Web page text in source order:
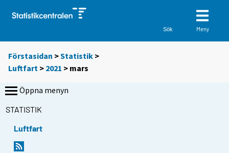
Sök Meny
Förstasidan >Statistik >
Luftfart > 2021 > mars
Öppna menyn
STATISTIK
Luftfart